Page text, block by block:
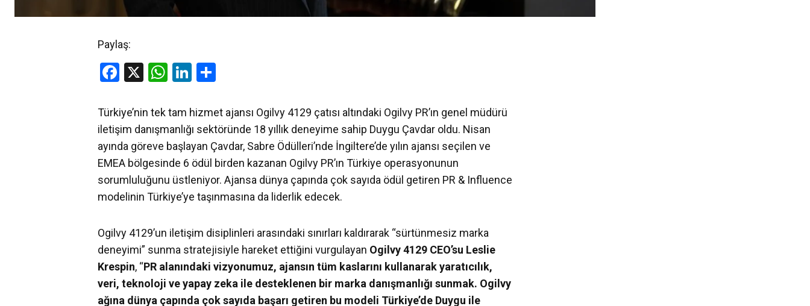
Paylaş:
Facebook
X WhatsApp
LinkedIn
Türkiye’nin tek tam hizmet ajansı Ogilvy 4129 çatısı altındaki Ogilvy PR’ın genel müdürü
iletişim danışmanlığı sektöründe 18 yıllık deneyime sahip Duygu Çavdar oldu. Nisan
ayında göreve başlayan Çavdar, Sabre Ödülleri’nde İngiltere’de yılın ajansı seçilen ve
EMEA bölgesinde 6 ödül birden kazanan Ogilvy PR’ın Türkiye operasyonunun
sorumluluğunu üstleniyor. Ajansa dünya çapında çok sayıda ödül getiren PR & Influence
modelinin Türkiye’ye taşınmasına da liderlik edecek.
Ogilvy 4129’un iletişim disiplinleri arasındaki sınırları kaldırarak “sürtünmesiz marka
deneyimi” sunma stratejisiyle hareket ettiğini vurgulayan Ogilvy 4129 CEO’su Leslie
Krespin, “PR alanındaki vizyonumuz, ajansın tüm kaslarını kullanarak yaratıcılık,
veri, teknoloji ve yapay zeka ile desteklenen bir marka danışmanlığı sunmak. Ogilvy
ağına dünya çapında çok sayıda başarı getiren bu modeli Türkiye’de Duygu ile